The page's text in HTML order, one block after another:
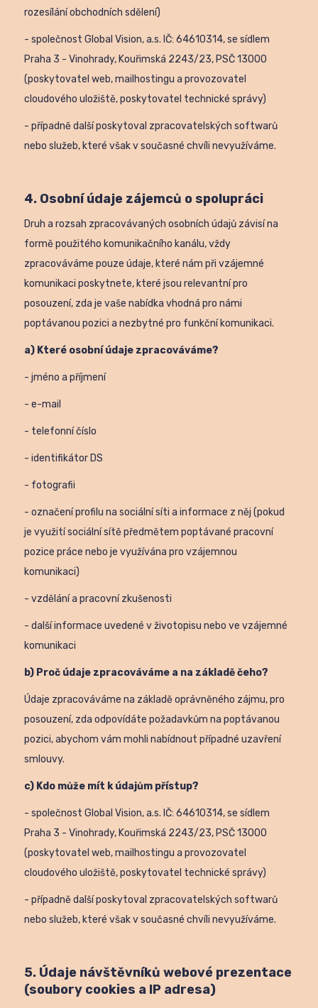
rozesílání obchodních sdělení)
- společnost Global Vision, a.s. IČ: 64610314, se sídlem
Praha 3 - Vinohrady, Kouřimská 2243/23, PSČ 13000
(poskytovatel web, mailhostingu a provozovatel
cloudového uložiště, poskytovatel technické správy)
- případně další poskytoval zpracovatelských softwarů
nebo služeb, které však v současné chvíli nevyužíváme.
4. Osobní údaje zájemců o spolupráci
Druh a rozsah zpracovávaných osobních údajů závisí na
formě použitého komunikačního kanálu, vždy
zpracováváme pouze údaje, které nám při vzájemné
komunikaci poskytnete, které jsou relevantní pro
posouzení, zda je vaše nabídka vhodná pro námi
poptávanou pozici a nezbytné pro funkční komunikaci.
a) Které osobní údaje zpracováváme?
- jméno a příjmení
- e-mail
- telefonní číslo
- identifikátor DS
- fotografii
- označení profilu na sociální síti a informace z něj (pokud
je využití sociální sítě předmětem poptávané pracovní
pozice práce nebo je využívána pro vzájemnou
komunikaci)
- vzdělání a pracovní zkušenosti
- další informace uvedené v životopisu nebo ve vzájemné
komunikaci
b) Proč údaje zpracováváme a na základě čeho?
Údaje zpracováváme na základě oprávněného zájmu, pro
posouzení, zda odpovídáte požadavkům na poptávanou
pozici, abychom vám mohli nabídnout případné uzavření
smlouvy.
c) Kdo může mít k údajům přístup?
- společnost Global Vision, a.s. IČ: 64610314, se sídlem
Praha 3 - Vinohrady, Kouřimská 2243/23, PSČ 13000
(poskytovatel web, mailhostingu a provozovatel
cloudového uložiště, poskytovatel technické správy)
- případně další poskytoval zpracovatelských softwarů
nebo služeb, které však v současné chvíli nevyužíváme.
5. Údaje návštěvníků webové prezentace
(soubory cookies a IP adresa)